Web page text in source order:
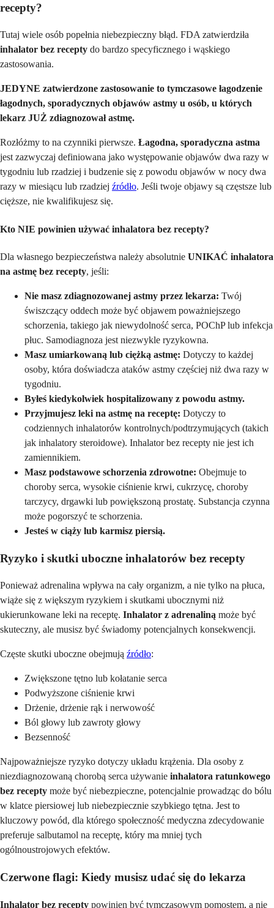
recepty?
Tutaj wiele osób popełnia niebezpieczny błąd. FDA zatwierdziła
inhalator bez recepty do bardzo specyficznego i wąskiego
zastosowania.
JEDYNE zatwierdzone zastosowanie to tymczasowe łagodzenie
łagodnych, sporadycznych objawów astmy u osób, u których
lekarz JUŻ zdiagnozował astmę.
Rozłóżmy to na czynniki pierwsze. Łagodna, sporadyczna astma
jest zazwyczaj definiowana jako występowanie objawów dwa razy w
tygodniu lub rzadziej i budzenie się z powodu objawów w nocy dwa
razy w miesiącu lub rzadziej źródło. Jeśli twoje objawy są częstsze lub
cięższe, nie kwalifikujesz się.
Kto NIE powinien używać inhalatora bez recepty?
Dla własnego bezpieczeństwa należy absolutnie UNIKAĆ inhalatora
na astmę bez recepty, jeśli:
Nie masz zdiagnozowanej astmy przez lekarza: Twój
świszczący oddech może być objawem poważniejszego
schorzenia, takiego jak niewydolność serca, POChP lub infekcja
płuc. Samodiagnoza jest niezwykle ryzykowna.
Masz umiarkowaną lub ciężką astmę: Dotyczy to każdej
osoby, która doświadcza ataków astmy częściej niż dwa razy w
tygodniu.
Byłeś kiedykolwiek hospitalizowany z powodu astmy.
Przyjmujesz leki na astmę na receptę: Dotyczy to
codziennych inhalatorów kontrolnych/podtrzymujących (takich
jak inhalatory steroidowe). Inhalator bez recepty nie jest ich
zamiennikiem.
Masz podstawowe schorzenia zdrowotne: Obejmuje to
choroby serca, wysokie ciśnienie krwi, cukrzycę, choroby
tarczycy, drgawki lub powiększoną prostatę. Substancja czynna
może pogorszyć te schorzenia.
Jesteś w ciąży lub karmisz piersią.
Ryzyko i skutki uboczne inhalatorów bez recepty
Ponieważ adrenalina wpływa na cały organizm, a nie tylko na płuca,
wiąże się z większym ryzykiem i skutkami ubocznymi niż
ukierunkowane leki na receptę. Inhalator z adrenaliną może być
skuteczny, ale musisz być świadomy potencjalnych konsekwencji.
Częste skutki uboczne obejmują źródło:
Zwiększone tętno lub kołatanie serca
Podwyższone ciśnienie krwi
Drżenie, drżenie rąk i nerwowość
Ból głowy lub zawroty głowy
Bezsenność
Najpoważniejsze ryzyko dotyczy układu krążenia. Dla osoby z
niezdiagnozowaną chorobą serca używanie inhalatora ratunkowego
bez recepty może być niebezpieczne, potencjalnie prowadząc do bólu
w klatce piersiowej lub niebezpiecznie szybkiego tętna. Jest to
kluczowy powód, dla którego społeczność medyczna zdecydowanie
preferuje salbutamol na receptę, który ma mniej tych
ogólnoustrojowych efektów.
Czerwone flagi: Kiedy musisz udać się do lekarza
Inhalator bez recepty powinien być tymczasowym pomostem, a nie